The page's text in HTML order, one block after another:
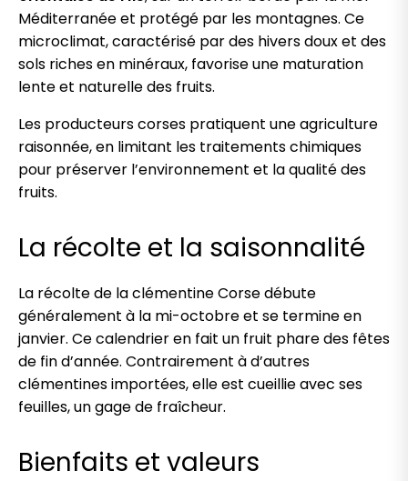
Méditerranée et protégé par les montagnes. Ce
microclimat, caractérisé par des hivers doux et des
sols riches en minéraux, favorise une maturation
lente et naturelle des fruits.
Les producteurs corses pratiquent une agriculture
raisonnée, en limitant les traitements chimiques
pour préserver l’environnement et la qualité des
fruits.
La récolte et la saisonnalité
La récolte de la clémentine Corse débute
généralement à la mi-octobre et se termine en
janvier. Ce calendrier en fait un fruit phare des fêtes
de fin d’année. Contrairement à d’autres
clémentines importées, elle est cueillie avec ses
feuilles, un gage de fraîcheur.
Bienfaits et valeurs